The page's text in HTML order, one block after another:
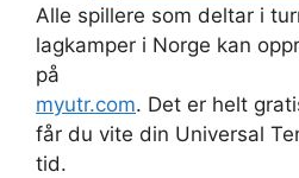
Alle spillere som deltar i
lagkamper i Norge kan
på
myutr.com. Det er helt
får du vite din Universal
tid.